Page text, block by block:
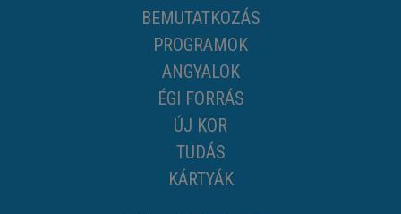
BEMUTATKOZÁS
PROGRAMOK
ANGYALOK
ÉGI FORRÁS
ÚJ KOR
TUDÁS
KÁRTYÁK